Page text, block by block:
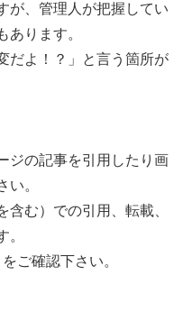
が、管理人が把握してい
あります。
だよ！？」と言う箇所が
ジの記事を引用したり画
い。
む）での引用、転載、
。
をご確認下さい。